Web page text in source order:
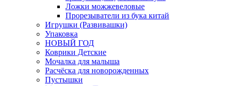
Ложки можжевеловые
Прорезыватели из бука китай
Игрушки (Развивашки)
Упаковка
НОВЫЙ ГОД
Коврики Детские
Мочалка для малыша
Расчёска для новорожденных
Пустышки